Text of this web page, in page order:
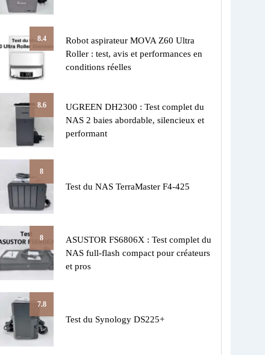
8.4
Robot aspirateur MOVA Z60 Ultra
Roller : test, avis et performances en
conditions réelles
8.6
UGREEN DH2300 : Test complet du
NAS 2 baies abordable, silencieux et
performant
8
Test du NAS TerraMaster F4-425
8
ASUSTOR FS6806X : Test complet du
NAS full-flash compact pour créateurs
et pros
7.8
Test du Synology DS225+